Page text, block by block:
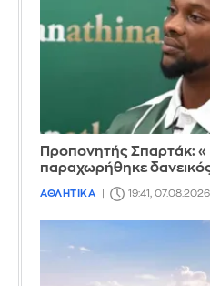
Προπονητής Σπαρτάκ:
παραχωρήθηκε
ΑΘΛΗΤΙΚΑ 19:41, 07.08.2026